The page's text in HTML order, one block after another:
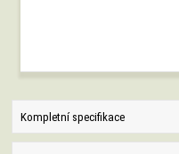
Kompletní specifikace